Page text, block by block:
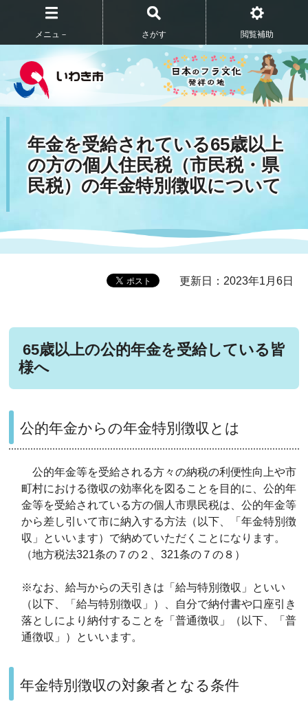
メニュ－ さがす 閲覧補助
年金を受給されている65歳以上
の方の個人住民税（市民税・県
民税）の年金特別徴収について
更新日：2023年1月6日
65歳以上の公的年金を受給している皆
様へ
公的年金からの年金特別徴収とは
公的年金等を受給される方々の納税の利便性向上や市
町村における徴収の効率化を図ることを目的に、公的年
金等を受給されている方の個人市県民税は、公的年金等
から差し引いて市に納入する方法（以下、「年金特別徴
収」といいます）で納めていただくことになります。
（地方税法321条の７の２、321条の７の８）
※なお、給与からの天引きは「給与特別徴収」といい
（以下、「給与特別徴収」）、自分で納付書や口座引き
落としにより納付することを「普通徴収」（以下、「普
通徴収」）といいます。
年金特別徴収の対象者となる条件